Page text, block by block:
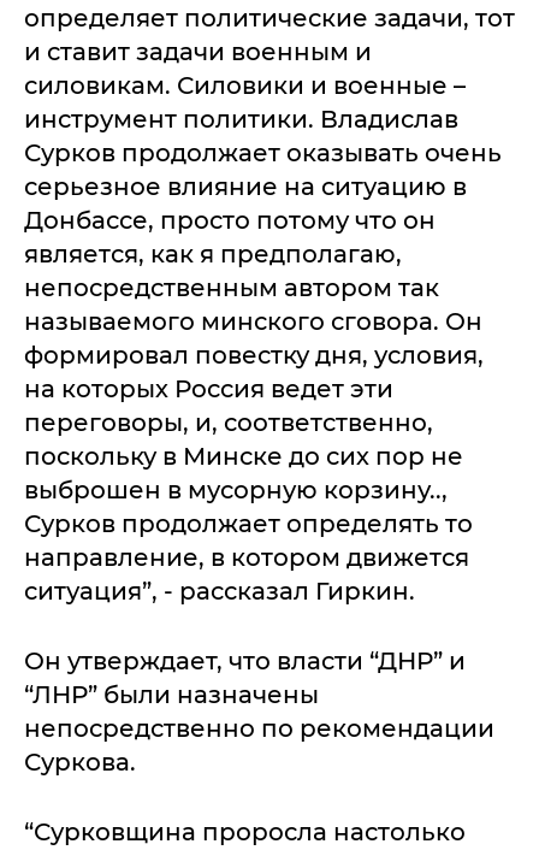
определяет политические задачи, тот
и ставит задачи военным и
силовикам. Силовики и военные –
инструмент политики. Владислав
Сурков продолжает оказывать очень
серьезное влияние на ситуацию в
Донбассе, просто потому что он
является, как я предполагаю,
непосредственным автором так
называемого минского сговора. Он
формировал повестку дня, условия,
на которых Россия ведет эти
переговоры, и, соответственно,
поскольку в Минске до сих пор не
выброшен в мусорную корзину..,
Сурков продолжает определять то
направление, в котором движется
ситуация”, - рассказал Гиркин.
Он утверждает, что власти “ДНР” и
“ЛНР” были назначены
непосредственно по рекомендации
Суркова.
“Сурковщина проросла настолько